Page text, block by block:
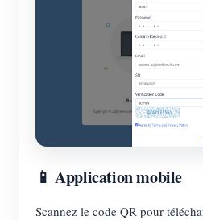
📱 Application mobile
Scannez le code QR pour